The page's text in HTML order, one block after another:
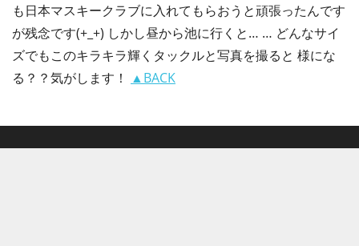
も日本マスキークラブに入れてもらおうと頑張ったんです
が残念です(+_+) しかし昼から池に行くと… … どんなサイ
ズでもこのキラキラ輝くタックルと写真を撮ると 様にな
る？？気がします！
▲BACK